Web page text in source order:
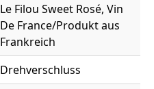
Le Filou Sweet Rosé, Vin
De France/Produkt aus
Frankreich
Drehverschluss